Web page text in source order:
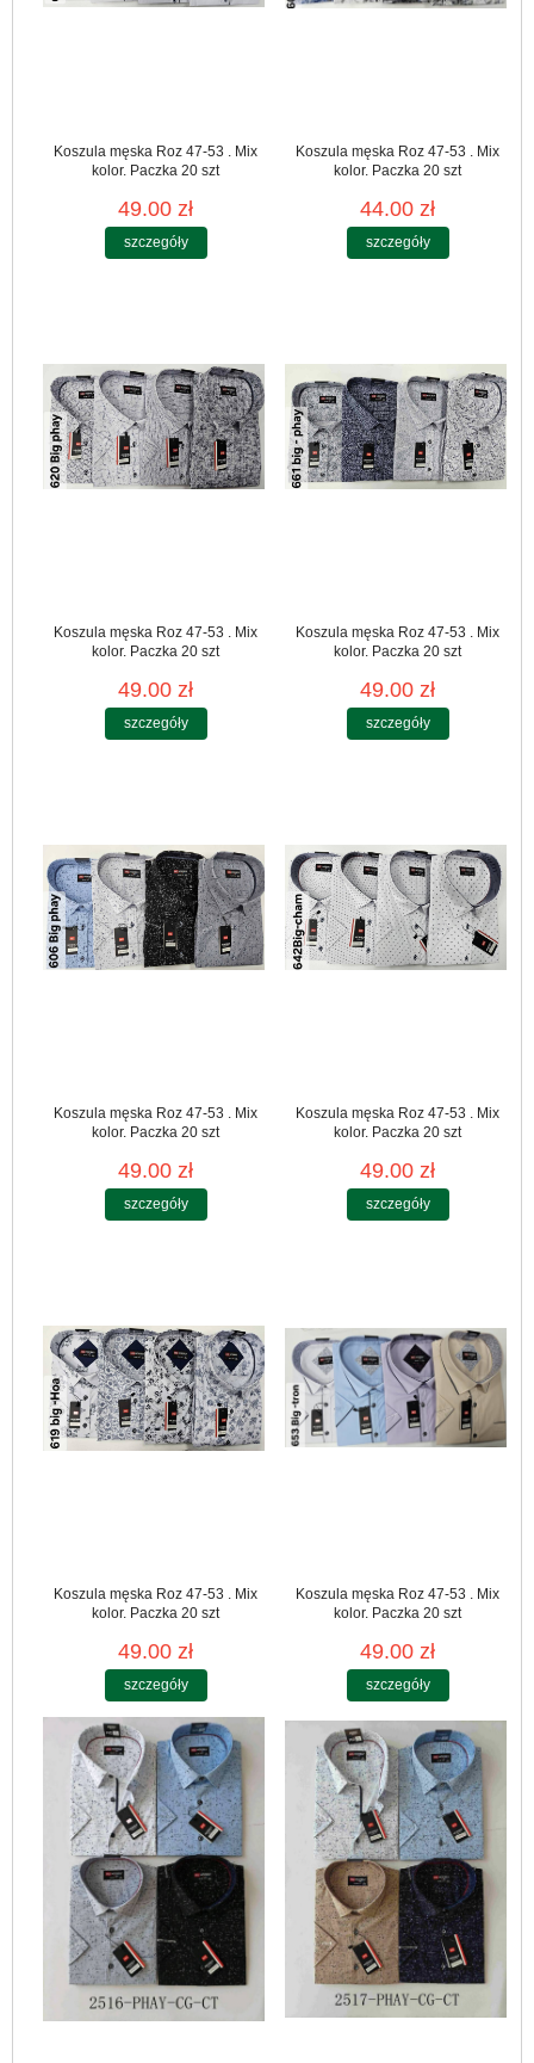
Koszula męska Roz 47-53 . Mix
kolor. Paczka 20 szt
49.00 zł
szczegóły
Koszula męska Roz 47-53 . Mix
kolor. Paczka 20 szt
44.00 zł
szczegóły
Koszula męska Roz 47-53 . Mix
kolor. Paczka 20 szt
49.00 zł
szczegóły
Koszula męska Roz 47-53 . Mix
kolor. Paczka 20 szt
49.00 zł
szczegóły
Koszula męska Roz 47-53 . Mix
kolor. Paczka 20 szt
49.00 zł
szczegóły
Koszula męska Roz 47-53 . Mix
kolor. Paczka 20 szt
49.00 zł
szczegóły
Koszula męska Roz 47-53 . Mix
kolor. Paczka 20 szt
49.00 zł
szczegóły
Koszula męska Roz 47-53 . Mix
kolor. Paczka 20 szt
49.00 zł
szczegóły